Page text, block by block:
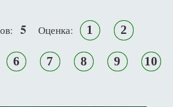
5 Оценка: 1 2
6 7 8 9 10